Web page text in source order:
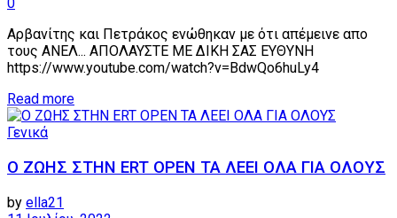
0
Αρβανίτης και Πετράκος ενώθηκαν με ότι απέμεινε απο
τους ΑΝΕΛ... ΑΠΟΛΑΥΣΤΕ ΜΕ ΔΙΚΗ ΣΑΣ ΕΥΘΥΝΗ
https://www.youtube.com/watch?v=BdwQo6huLy4
Read moreDetails
Γενικά
Ο ΖΩΗΣ ΣΤΗΝ ERT OPEN ΤΑ ΛΕΕΙ ΟΛΑ ΓΙΑ ΟΛΟΥΣ
by ella21